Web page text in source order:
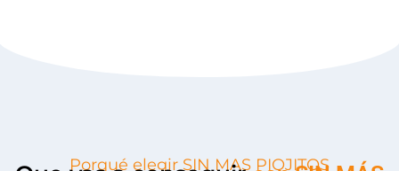
Porqué elegir SIN MAS PIOJITOS